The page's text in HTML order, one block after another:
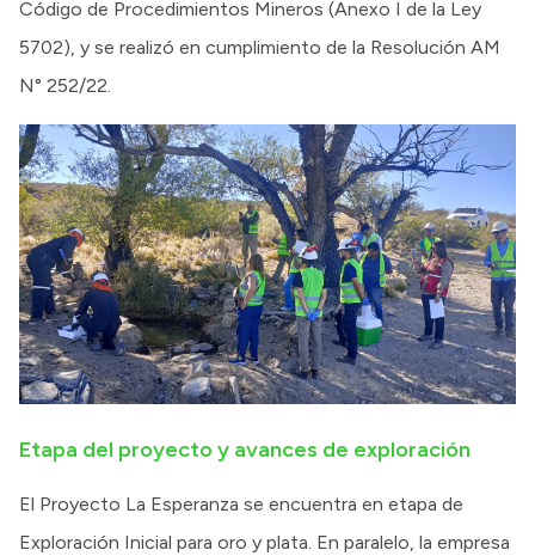
Código de Procedimientos Mineros (Anexo I de la Ley
5702), y se realizó en cumplimiento de la Resolución AM
N° 252/22.
Etapa del proyecto y avances de exploración
El Proyecto La Esperanza se encuentra en etapa de
Exploración Inicial para oro y plata. En paralelo, la empresa